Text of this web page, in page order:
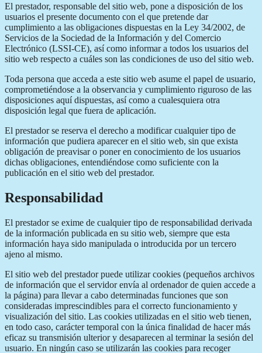
El prestador, responsable del sitio web, pone a disposición de los
usuarios el presente documento con el que pretende dar
cumplimiento a las obligaciones dispuestas en la Ley 34/2002, de
Servicios de la Sociedad de la Información y del Comercio
Electrónico (LSSI-CE), así como informar a todos los usuarios del
sitio web respecto a cuáles son las condiciones de uso del sitio web.
Toda persona que acceda a este sitio web asume el papel de usuario,
comprometiéndose a la observancia y cumplimiento riguroso de las
disposiciones aquí dispuestas, así como a cualesquiera otra
disposición legal que fuera de aplicación.
El prestador se reserva el derecho a modificar cualquier tipo de
información que pudiera aparecer en el sitio web, sin que exista
obligación de preavisar o poner en conocimiento de los usuarios
dichas obligaciones, entendiéndose como suficiente con la
publicación en el sitio web del prestador.
Responsabilidad
El prestador se exime de cualquier tipo de responsabilidad derivada
de la información publicada en su sitio web, siempre que esta
información haya sido manipulada o introducida por un tercero
ajeno al mismo.
El sitio web del prestador puede utilizar cookies (pequeños archivos
de información que el servidor envía al ordenador de quien accede a
la página) para llevar a cabo determinadas funciones que son
consideradas imprescindibles para el correcto funcionamiento y
visualización del sitio. Las cookies utilizadas en el sitio web tienen,
en todo caso, carácter temporal con la única finalidad de hacer más
eficaz su transmisión ulterior y desaparecen al terminar la sesión del
usuario. En ningún caso se utilizarán las cookies para recoger